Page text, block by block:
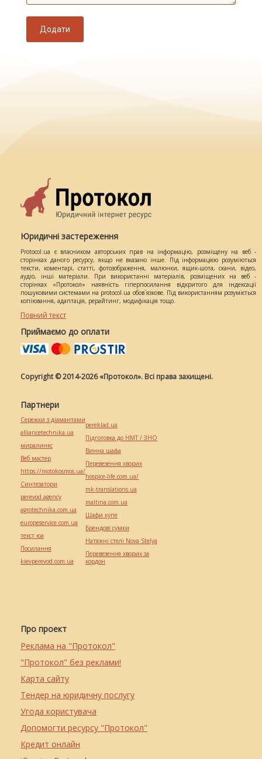
Додати
Юридичні застереження
Protocol.ua є власником авторських прав на інформацію, розміщену на веб -
сторінках даного ресурсу, якщо не вказано інше. Під інформацією розуміються
тексти, коментарі, статті, фотозображення, малюнки, ящик-шота, скани, відео,
аудіо, інші матеріали. При використанні матеріалів, розміщених на веб -
сторінках «Протокол» наявність гіперпосилання відкритого для індексації
пошуковими системами на protocol.ua обов`язкове. Під використанням розуміється
копіювання, адаптація, рерайтинг, модифікація тощо.
Повний текст
Приймаємо до оплати
Copyright © 2014-2026 «Протокол». Всі права захищені.
Про проект
Реклама на "Протокол"
"Протокол" без реклами!
Карта сайту
Тендер на юридичну послугу
Угода користувача
Допомогти ресурсу "Протокол"
Кредит онлайн
Партнери
Сережки з діамантами
alliancetechnika.ua
миралинкс
Веб мастер
https://motokosmos.ua/
Синтезатори
perevod.agency
agrotechnika.com.ua
europeservice.com.ua
текст юа
Посилання
kievperevod.com.ua
pereklad.ua
Підготовка до НМТ / ЗНО
Винна шафа
Перевезення хворих
hospice-life.com.ua/
mk-translations.ua
maltina.com.ua
Шафи купе
Брендові сумки
Натяжні стелі Nova Stelya
Перевезення хворих за
кордон